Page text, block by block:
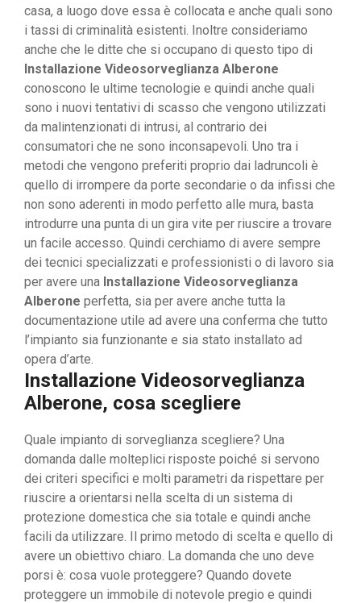
casa, a luogo dove essa è collocata e anche quali sono
i tassi di criminalità esistenti. Inoltre consideriamo
anche che le ditte che si occupano di questo tipo di
Installazione Videosorveglianza Alberone
conoscono le ultime tecnologie e quindi anche quali
sono i nuovi tentativi di scasso che vengono utilizzati
da malintenzionati di intrusi, al contrario dei
consumatori che ne sono inconsapevoli. Uno tra i
metodi che vengono preferiti proprio dai ladruncoli è
quello di irrompere da porte secondarie o da infissi che
non sono aderenti in modo perfetto alle mura, basta
introdurre una punta di un gira vite per riuscire a trovare
un facile accesso. Quindi cerchiamo di avere sempre
dei tecnici specializzati e professionisti o di lavoro sia
per avere una Installazione Videosorveglianza
Alberone perfetta, sia per avere anche tutta la
documentazione utile ad avere una conferma che tutto
l’impianto sia funzionante e sia stato installato ad
opera d’arte.
Installazione Videosorveglianza
Alberone, cosa scegliere
Quale impianto di sorveglianza scegliere? Una
domanda dalle molteplici risposte poiché si servono
dei criteri specifici e molti parametri da rispettare per
riuscire a orientarsi nella scelta di un sistema di
protezione domestica che sia totale e quindi anche
facili da utilizzare. Il primo metodo di scelta e quello di
avere un obiettivo chiaro. La domanda che uno deve
porsi è: cosa vuole proteggere? Quando dovete
proteggere un immobile di notevole pregio e quindi